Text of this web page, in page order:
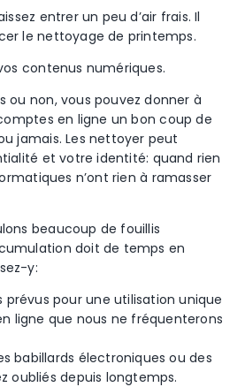
entrer un peu d’air frais. Il
le nettoyage de printemps.
contenus numériques.
ou non, vous pouvez donner à
en ligne un bon coup de
jamais. Les nettoyer peut
et votre identité: quand rien
n’ont rien à ramasser
beaucoup de fouillis
doit de temps en
y:
prévus pour une utilisation unique
ligne que nous ne fréquenterons
babillards électroniques ou des
oubliés depuis longtemps.